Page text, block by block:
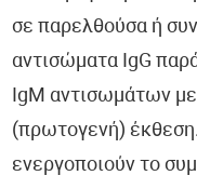
σε παρελθούσα ή
αντισώματα IgG
IgM αντισωμάτων
(πρωτογενή)
ενεργοποιούν το